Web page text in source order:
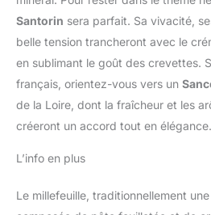
Santorin sera parfait. Sa vivacité,
belle tension trancheront avec le
en sublimant le goût des crevettes.
français, orientez-vous vers un
de la Loire, dont la fraîcheur et les
créeront un accord tout en élégance.
L’info en plus
Le millefeuille, traditionnellement